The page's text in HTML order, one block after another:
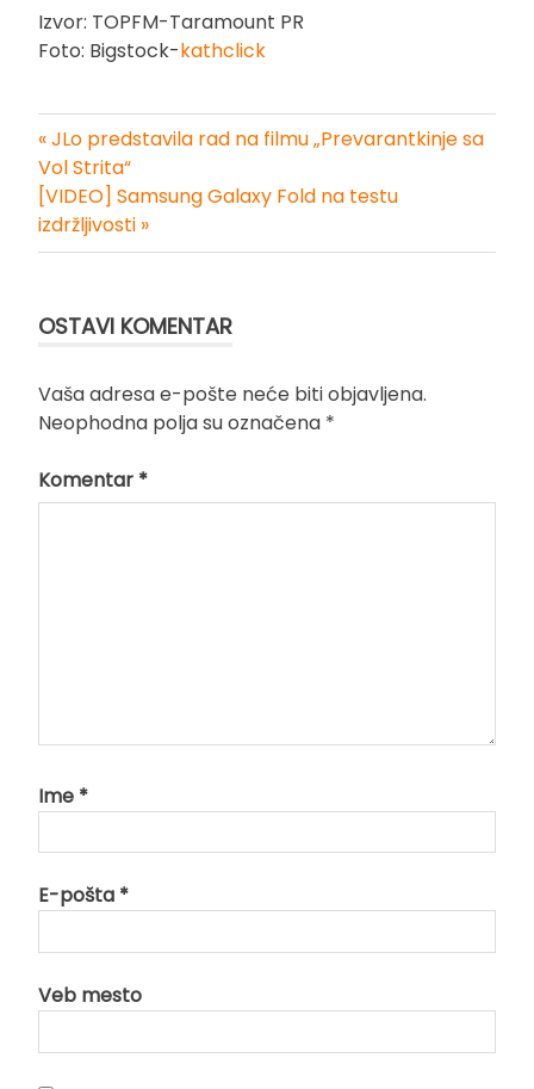
Izvor: TOPFM-Taramount PR
Foto: Bigstock-kathclick
Kretanje
članka
« JLo predstavila rad na filmu „Prevarantkinje sa
Vol Strita“
[VIDEO] Samsung Galaxy Fold na testu
izdržljivosti »
OSTAVI KOMENTAR
Vaša adresa e-pošte neće biti objavljena.
Neophodna polja su označena *
Komentar *
Ime *
E-pošta *
Veb mesto